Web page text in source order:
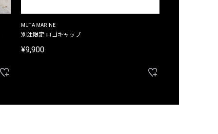
MUTA MARINE
別注限定 ロゴキャップ
¥9,900